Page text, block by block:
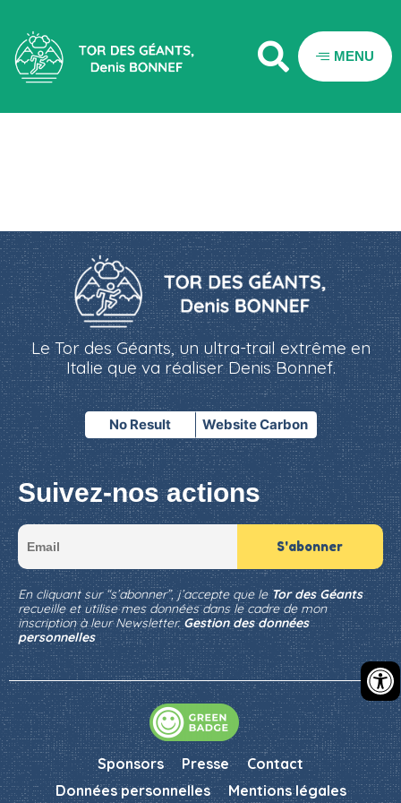
MENU
Le Tor des Géants, un ultra-trail extrême en
Italie que va réaliser Denis Bonnef.
No Result Website Carbon
Suivez-nos actions
En cliquant sur “s’abonner”, j’accepte que leTor des Géants
recueille et utilise mes données dans le cadre de mon
inscription à leur Newsletter.Gestion des données
personnelles
Sponsors Presse
Contact
Données personnelles
Mentions légales